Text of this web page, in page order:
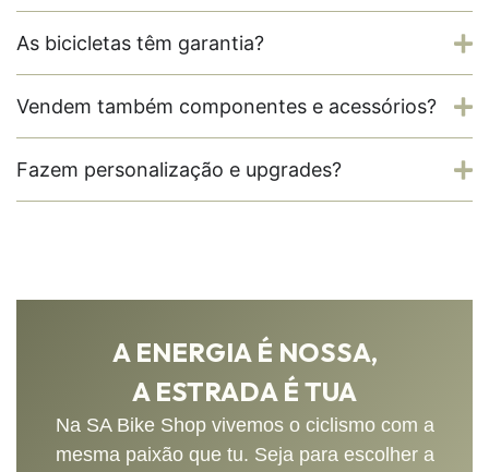
As bicicletas têm garantia?
Vendem também componentes e acessórios?
Fazem personalização e upgrades?
A ENERGIA É NOSSA,
A ESTRADA É TUA
Na SA Bike Shop vivemos o ciclismo com a
mesma paixão que tu. Seja para escolher a